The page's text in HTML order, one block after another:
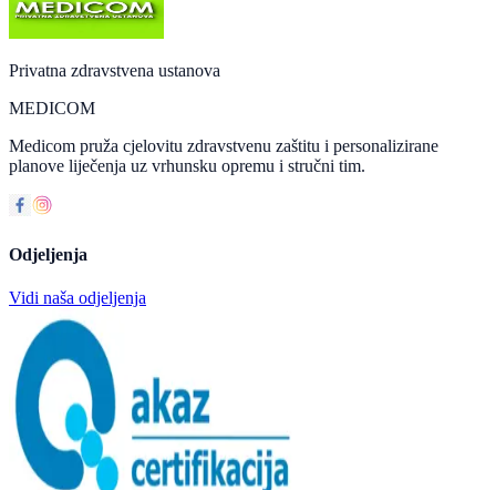
Privatna zdravstvena ustanova
MEDICOM
Medicom pruža cjelovitu zdravstvenu zaštitu i personalizirane
planove liječenja uz vrhunsku opremu i stručni tim.
Odjeljenja
Vidi naša odjeljenja